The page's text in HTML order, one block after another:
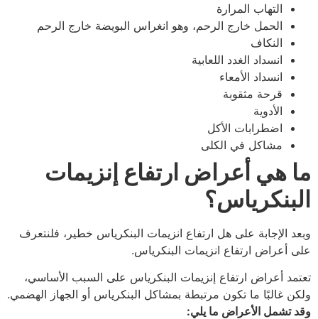
التهاب المرارة
الحمل خارج الرحم، وهو انغراس البويضة خارج الرحم
النكاف
انسداد الغدد اللعابية
انسداد الأمعاء
قرحة مثقوبة
الأدوية
اضطرابات الأكل
مشاكل في الكلى
ما هي أعراض ارتفاع إنزيمات
البنكرياس؟
وبعد الإجابة على هل ارتفاع انزيمات البنكرياس خطير، فلنتعرف
على أعراض ارتفاع انزيمات البنكرياس.
تعتمد أعراض ارتفاع إنزيمات البنكرياس على السبب الأساسي،
ولكن غالبًا ما تكون مرتبطة بمشاكل البنكرياس أو الجهاز الهضمي.
وقد تشمل الأعراض ما يلي: